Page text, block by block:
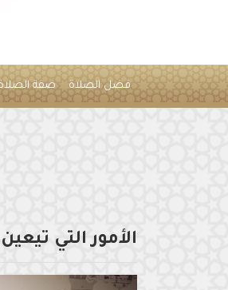
فضل الصلاة صفة
الأمور التي